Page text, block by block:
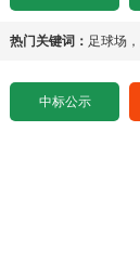
热门关键词： 足球场 ，
中标公示